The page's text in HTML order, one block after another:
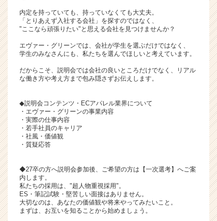
イ
ト
チ
キ
ャ
リ
ア
h
e
r
e
e
r）
内定を持っていても、持っていなくても大丈夫。
「とりあえず入社する会社」を探すのではなく、
"ここなら頑張りたい"と思える会社を見つけませんか？
エヴァー・グリーンでは、会社が学生を選ぶだけではなく、
学生のみなさんにも、私たちを選んでほしいと考えています。
だからこそ、説明会では会社の良いところだけでなく、リアル
な働き方や考え方まで包み隠さずお伝えします。
◆説明会コンテンツ・ECアパレル業界について
・エヴァー・グリーンの事業内容
・実際の仕事内容
・若手社員のキャリア
・社風・価値観
・質疑応答
◆27卒の方へ説明会参加後、ご希望の方は【一次選考】へご案
内します。
私たちの採用は、"超人物重視採用"。
ES・筆記試験・堅苦しい面接はありません。
大切なのは、あなたの価値観や将来やってみたいこと。
まずは、お互いを知ることから始めましょう。